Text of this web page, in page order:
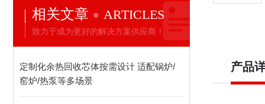
相关文章 ARTICLES
致力于成为更好的解决方案供应商！
定制化余热回收芯体按需设计 适配锅炉/
窑炉/热泵等多场景
产品